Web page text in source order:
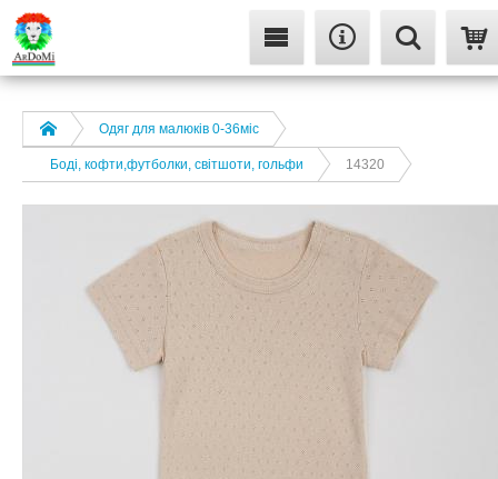
Одяг для малюків 0-36міс
Боді, кофти,футболки, світшоти, гольфи 14320